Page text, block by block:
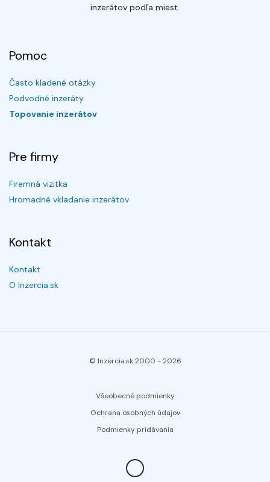
inzerátov podľa miest.
Pomoc
Často kladené otázky
Podvodné inzeráty
Topovanie inzerátov
Pre firmy
Firemná vizitka
Hromadné vkladanie inzerátov
Kontakt
Kontakt
O Inzercia.sk
© Inzercia.sk 2000 -2026
Všeobecné podmienky
Ochrana osobných údajov
Podmienky pridávania